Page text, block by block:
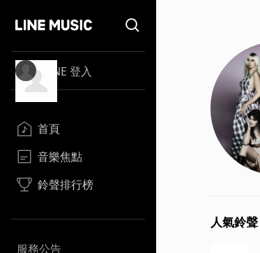
LINE 登入
首頁
音樂焦點
鈴聲排行榜
服務公告
人氣鈴聲